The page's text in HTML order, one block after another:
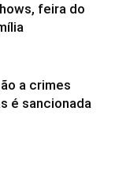
feira do
a crimes
é sancionada